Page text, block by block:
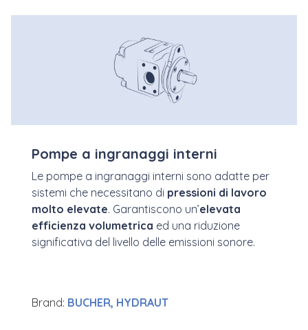
Pompe a ingranaggi interni
Le pompe a ingranaggi interni sono adatte per
sistemi che necessitano di pressioni di lavoro
molto elevate. Garantiscono un’elevata
efficienza volumetrica ed una riduzione
significativa del livello delle emissioni sonore.
Brand: BUCHER, HYDRAUT